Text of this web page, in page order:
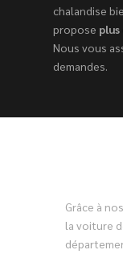
chalandise
propose
Nous vous
demandes.
Grâce à
la voiture